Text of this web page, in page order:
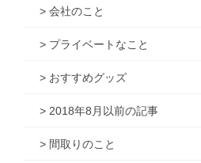
> 会社のこと
> プライベートなこと
> おすすめグッズ
> 2018年8月以前の記事
> 間取りのこと